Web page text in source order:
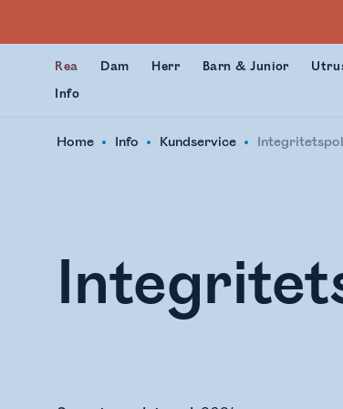
Rea Dam Herr Barn & Junior
Info
Home Info Kundservice